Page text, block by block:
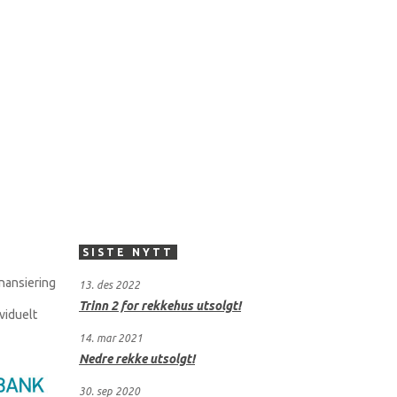
SISTE NYTT
13. des 2022
Trinn 2 for rekkehus utsolgt!
14. mar 2021
Nedre rekke utsolgt!
30. sep 2020